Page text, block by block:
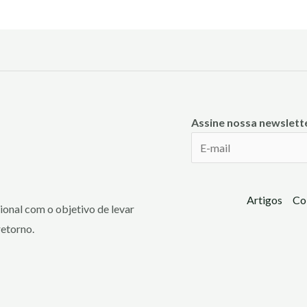
com o objetivo de levar
Assine nossa
Artigos